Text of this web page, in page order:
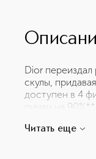
Dior
скулы,
доступен в 4
румян на
обеспечивает
Читать еще